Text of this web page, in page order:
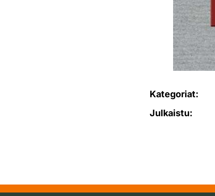
Kategoriat:
Julkaistu: